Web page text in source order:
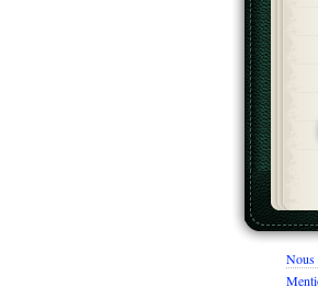
Nous